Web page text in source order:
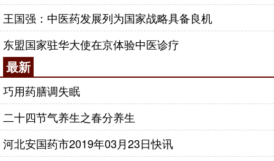
王国强：中医药发展列为国家战略具备良机
东盟国家驻华大使在京体验中医诊疗
最新
巧用药膳调失眠
二十四节气养生之春分养生
河北安国药市2019年03月23日快讯